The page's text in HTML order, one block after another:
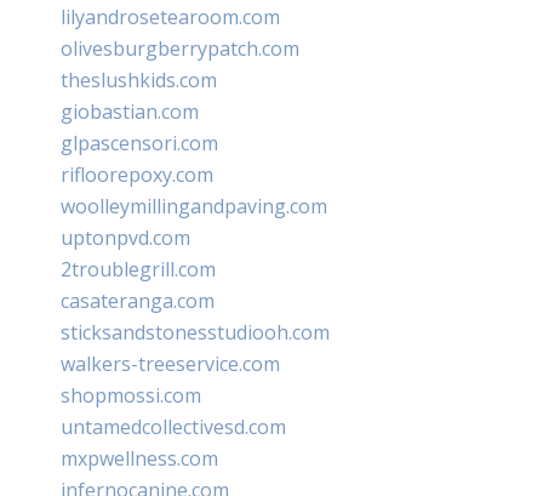
lilyandrosetearoom.com
olivesburgberrypatch.com
theslushkids.com
giobastian.com
glpascensori.com
rifloorepoxy.com
woolleymillingandpaving.com
uptonpvd.com
2troublegrill.com
casateranga.com
sticksandstonesstudiooh.com
walkers-treeservice.com
shopmossi.com
untamedcollectivesd.com
mxpwellness.com
infernocanine.com